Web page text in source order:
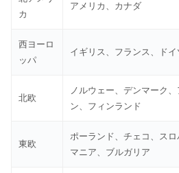
カ
アメリカ、カナダ
西ヨーロ
ッパ
イギリス、フランス、ド
北欧
ノルウェー、デンマーク
ン、フィンランド
東欧
ポーランド、チェコ、ス
マニア、ブルガリア